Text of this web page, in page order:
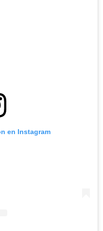
en Instagram